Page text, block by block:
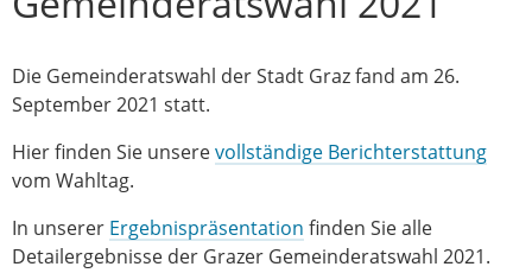
Die Gemeinderatswahl der Stadt Graz fand am 26.
September 2021 statt.
Hier finden Sie unserevollständige Berichterstattung
vom Wahltag.
In unserer Ergebnispräsentation finden Sie alle
Detailergebnisse der Grazer Gemeinderatswahl 2021.